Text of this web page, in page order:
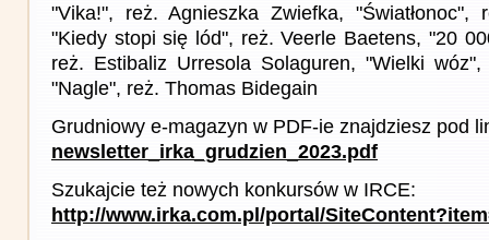
"Vika!", reż. Agnieszka Zwiefka, "Światłonoc",
"Kiedy stopi się lód", reż. Veerle Baetens, "20
reż. Estibaliz Urresola Solaguren, "Wielki
"Nagle", reż. Thomas Bidegain
Grudniowy e-magazyn w PDF-ie znajdziesz pod
newsletter_irka_grudzien_2023.pdf
Szukajcie też nowych konkursów w IRCE:
http://www.irka.com.pl/portal/